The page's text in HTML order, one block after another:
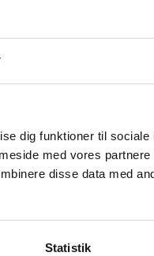
dig funktioner til
med vores partnere
disse data med
Statistik